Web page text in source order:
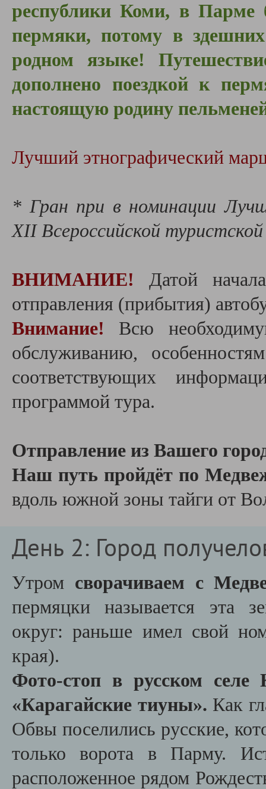
республики Коми, в Парме
пермяки, потому в
родном языке!
дополнено поездкой к
настоящую родину
Лучший этнографический
* Гран при в номинации
XII Всероссийской
ВНИМАНИЕ! Датой
отправления (прибытия)
Внимание! Всю
обслуживанию,
соответствующих
программой тура.
Отправление из Вашего
Наш путь пройдёт по
вдоль южной зоны тайги от
День 2: Город
Утром сворачиваем с
пермяцки называется эта
округ: раньше имел свой
края).
Фото-стоп в русском селе
«Карагайские тиуны». Как
Обвы поселились русские,
только ворота в Парму.
расположенное рядом